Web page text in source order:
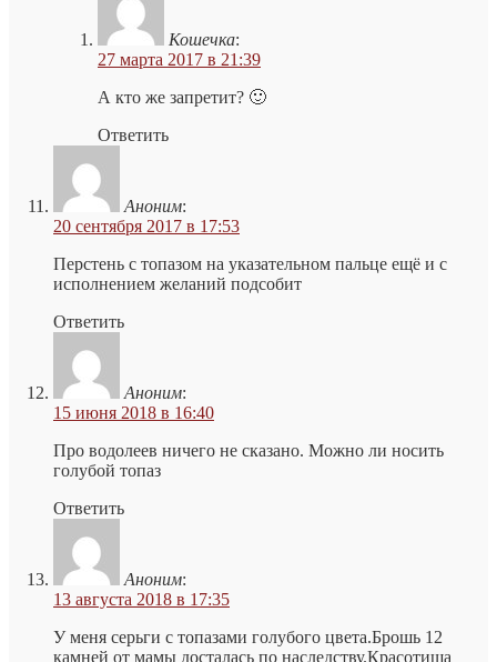
Кошечка:
27 марта 2017 в 21:39
А кто же запретит? 🙂
Ответить
Аноним:
20 сентября 2017 в 17:53
Перстень с топазом на указательном пальце ещё и с
исполнением желаний подсобит
Ответить
Аноним:
15 июня 2018 в 16:40
Про водолеев ничего не сказано. Можно ли носить
голубой топаз
Ответить
Аноним:
13 августа 2018 в 17:35
У меня серьги с топазами голубого цвета.Брошь 12
камней от мамы досталась по наследству.Красотища